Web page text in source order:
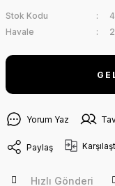
Stok Kodu
Havale
Yorum Yaz
Paylaş
Hızlı Gönderi